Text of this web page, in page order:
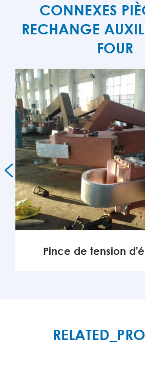
CONNEXES
RECHANGE
FOUR
Pince de tension
